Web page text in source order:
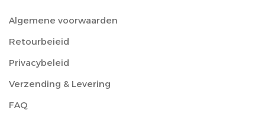
Algemene voorwaarden
Retourbeieid
Privacybeleid
Verzending & Levering
FAQ